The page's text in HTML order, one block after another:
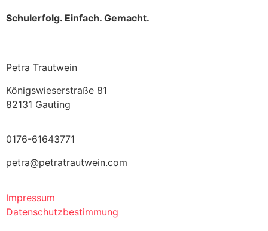
Schulerfolg. Einfach. Gemacht.
Petra Trautwein
Königswieserstraße 81
82131 Gauting
0176-61643771
petra@petratrautwein.com
Impressum
Datenschutzbestimmung